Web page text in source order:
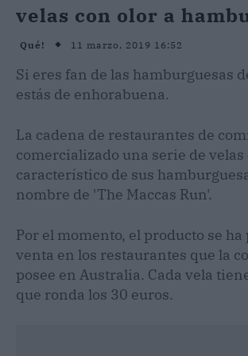
velas con olor a
Qué! 11 marzo, 2019 16:52
Si eres fan de las hamburguesas
estás de enhorabuena.
La cadena de restaurantes de
comercializado una serie de velas
característico de sus
nombre de 'The Maccas Run'.
Por el momento, el producto se ha
venta en los restaurantes que la
posee en Australia. Cada vela
que ronda los 30 euros.